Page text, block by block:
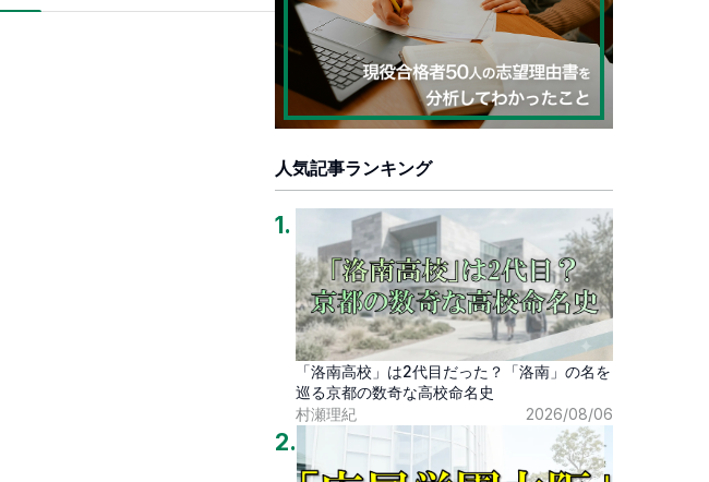
人気記事ランキング
1.
「洛南高校」は2代目だった？「洛南」の名を
巡る京都の数奇な高校命名史
村瀬理紀
2026/08/06
2.